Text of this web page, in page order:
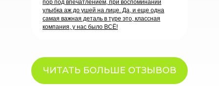
пор под впечатлением, при воспоминании
улыбка аж до ушей на лице. Да, и еще одна
самая важная деталь в туре это, классная
компания, у нас было ВСЁ!
ЧИТАТЬ БОЛЬШЕ ОТЗЫВОВ